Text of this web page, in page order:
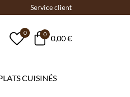
Service client
0 0 0,00 €
CUISINÉS